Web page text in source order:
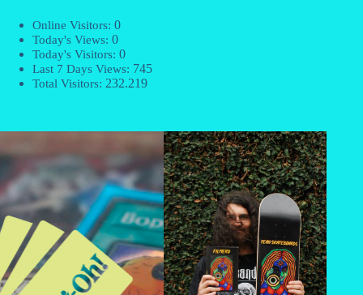
Online Visitors: 0
Today's Views: 0
Today's Visitors: 0
Last 7 Days Views: 745
Total Visitors: 232.219